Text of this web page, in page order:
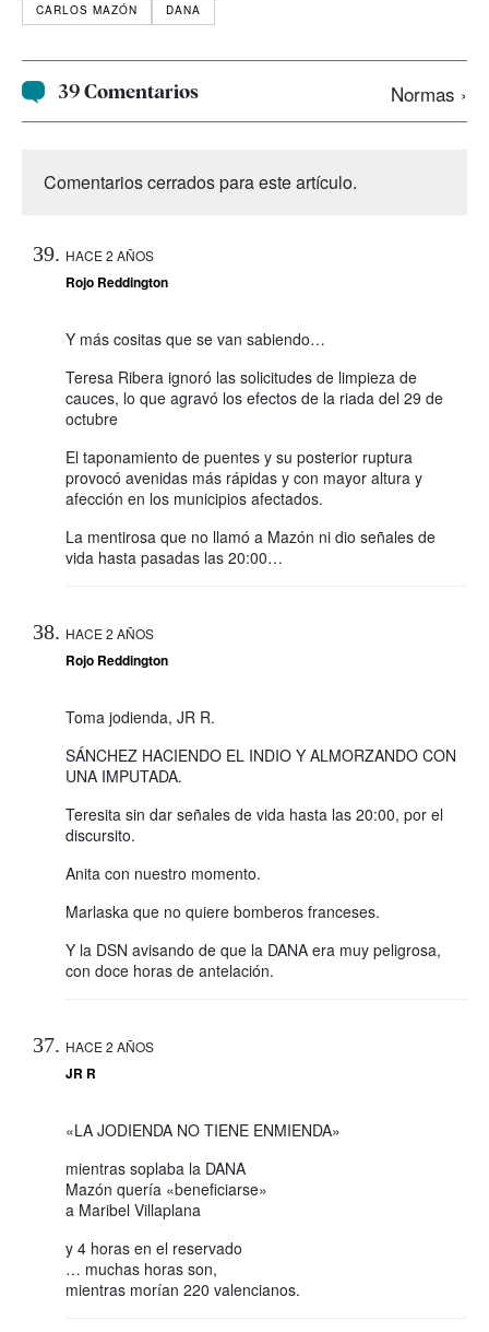
CARLOS MAZÓN DANA
39 Comentarios Normas ›
Comentarios cerrados para este artículo.
HACE 2 AÑOS
Rojo Reddington
Y más cositas que se van sabiendo…
Teresa Ribera ignoró las solicitudes de limpieza de
cauces, lo que agravó los efectos de la riada del 29 de
octubre
El taponamiento de puentes y su posterior ruptura
provocó avenidas más rápidas y con mayor altura y
afección en los municipios afectados.
La mentirosa que no llamó a Mazón ni dio señales de
vida hasta pasadas las 20:00…
HACE 2 AÑOS
Rojo Reddington
Toma jodienda, JR R.
SÁNCHEZ HACIENDO EL INDIO Y ALMORZANDO CON
UNA IMPUTADA.
Teresita sin dar señales de vida hasta las 20:00, por el
discursito.
Anita con nuestro momento.
Marlaska que no quiere bomberos franceses.
Y la DSN avisando de que la DANA era muy peligrosa,
con doce horas de antelación.
HACE 2 AÑOS
JR R
«LA JODIENDA NO TIENE ENMIENDA»
mientras soplaba la DANA
Mazón quería «beneficiarse»
a Maribel Villaplana
y 4 horas en el reservado
… muchas horas son,
mientras morían 220 valencianos.